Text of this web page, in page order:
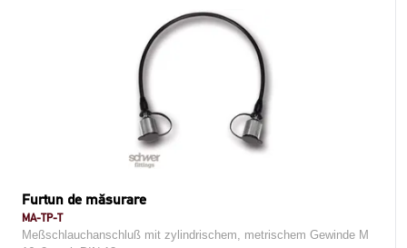
Furtun de măsurare
MA-TP-T
Meßschlauchanschluß mit zylindrischem, metrischem Gewinde M